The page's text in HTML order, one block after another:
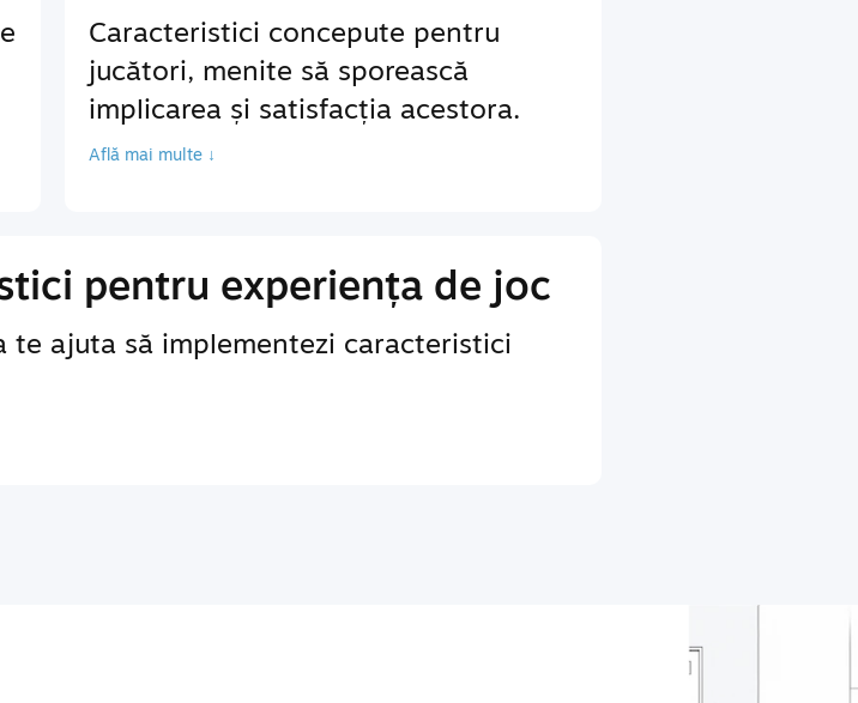
Caracteristici concepute pentru
jucători, menite să sporească
implicarea și satisfacția acestora.
Află mai multe ↓
pentru experiența de joc
ajuta să implementezi caracteristici